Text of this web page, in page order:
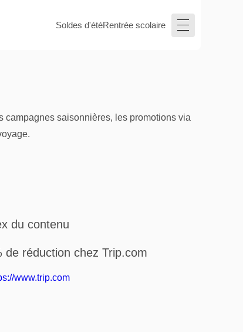
Soldes d'étéRentrée scolaire
campagnes saisonnières, les promotions via
du contenu
de réduction chez Trip.com
www.trip.com